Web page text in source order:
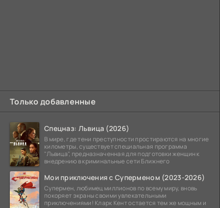
Только добавленные
Спецназ: Львица (2026)
В мире, где тени преступности простираются на многие
километры, существует специальная программа
"Львица", предназначенная для подготовки женщин к
внедрению в криминальные сети Ближнего
Мои приключения с Суперменом (2023-2026)
Супермен, любимец миллионов по всему миру, вновь
покоряет экраны своими увлекательными
приключениями! Кларк Кент остается тем же мощным и